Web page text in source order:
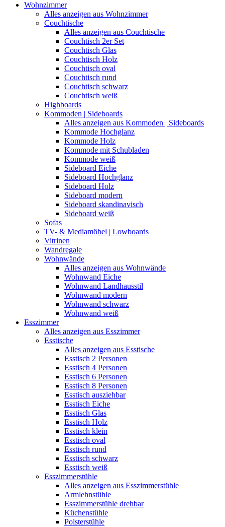
Wohnzimmer
Alles anzeigen aus Wohnzimmer
Couchtische
Alles anzeigen aus Couchtische
Couchtisch 2er Set
Couchtisch Glas
Couchtisch Holz
Couchtisch oval
Couchtisch rund
Couchtisch schwarz
Couchtisch weiß
Highboards
Kommoden | Sideboards
Alles anzeigen aus Kommoden | Sideboards
Kommode Hochglanz
Kommode Holz
Kommode mit Schubladen
Kommode weiß
Sideboard Eiche
Sideboard Hochglanz
Sideboard Holz
Sideboard modern
Sideboard skandinavisch
Sideboard weiß
Sofas
TV- & Mediamöbel | Lowboards
Vitrinen
Wandregale
Wohnwände
Alles anzeigen aus Wohnwände
Wohnwand Eiche
Wohnwand Landhausstil
Wohnwand modern
Wohnwand schwarz
Wohnwand weiß
Esszimmer
Alles anzeigen aus Esszimmer
Esstische
Alles anzeigen aus Esstische
Esstisch 2 Personen
Esstisch 4 Personen
Esstisch 6 Personen
Esstisch 8 Personen
Esstisch ausziehbar
Esstisch Eiche
Esstisch Glas
Esstisch Holz
Esstisch klein
Esstisch oval
Esstisch rund
Esstisch schwarz
Esstisch weiß
Esszimmerstühle
Alles anzeigen aus Esszimmerstühle
Armlehnstühle
Esszimmerstühle drehbar
Küchenstühle
Polsterstühle